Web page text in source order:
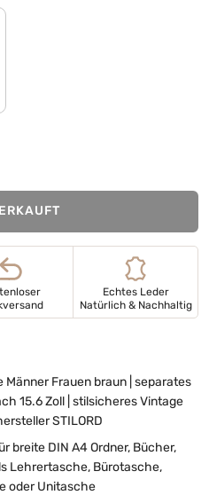
Echtes Leder
Natürlich & Nachhaltig
Männer Frauen braun | separates
15.6 Zoll | stilsicheres Vintage
STILORD
breite DIN A4 Ordner, Bücher,
Lehrertasche, Bürotasche,
oder Unitasche